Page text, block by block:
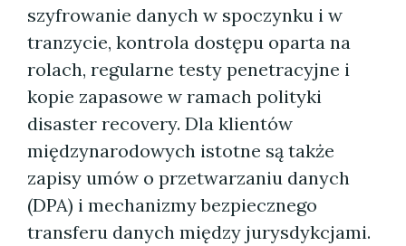
szyfrowanie danych w spoczynku i w
tranzycie, kontrola dostępu oparta na
rolach, regularne testy penetracyjne i
kopie zapasowe w ramach polityki
disaster recovery. Dla klientów
międzynarodowych istotne są także
zapisy umów o przetwarzaniu danych
(DPA) i mechanizmy bezpiecznego
transferu danych między jurysdykcjami.